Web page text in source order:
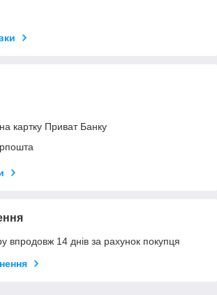
картку Приват Банку
впродовж 14 днів за рахунок покупця